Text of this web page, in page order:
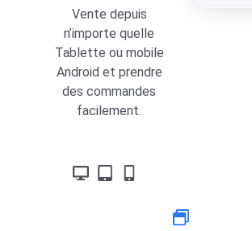
Vente depuis
n’importe quelle
Tablette ou mobile
Android et prendre
des commandes
facilement.